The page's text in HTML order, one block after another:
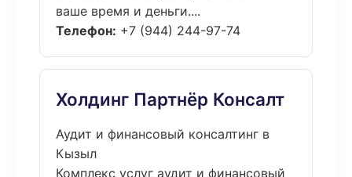
ваше время и деньги....
Телефон: +7 (944) 244-97-74
Холдинг Партнёр Консалт
Аудит и финансовый консалтинг в
Кызыл
Комплекс услуг аудит и финансовый